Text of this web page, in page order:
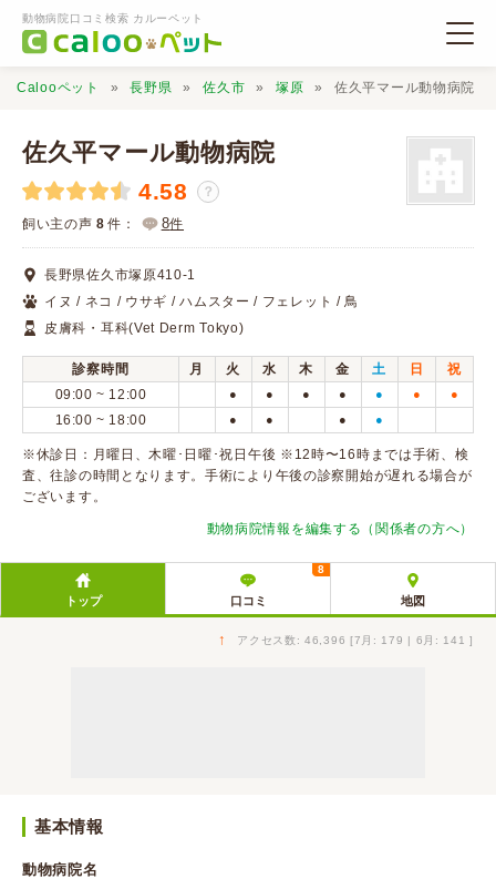
動物病院口コミ検索 カルーペット
動物病院検索
口コミ検索
Calooペットとは？
口コミ投稿
Calooペット 長野県 佐久市 塚原 佐久平マール動物病院
佐久平マール動物病院
4.58 ？
飼い主の声 8 件： 8件
長野県佐久市塚原410-1
イヌ / ネコ / ウサギ / ハムスター / フェレット / 鳥
皮膚科・耳科(Vet Derm Tokyo)
診察時間 月 火 水 木 金 土 日
祝
09:00 ~ 12:00
● ● ● ● ● ● ●
16:00 ~ 18:00 ● ● ● ●
※休診日：月曜日、木曜･日曜･祝日午後 ※12時〜16時までは手術、検
査、往診の時間となります。手術により午後の診察開始が遅れる場合が
ございます。
動物病院情報を編集する（関係者の方へ）
トップ 口コミ
8
地図
↑ アクセス数: 46,396 [7月: 179 | 6月: 141 ]
基本情報
動物病院名